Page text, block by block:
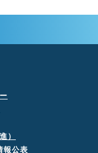
）
報公表